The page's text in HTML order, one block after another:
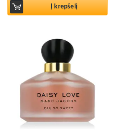
Į krepšelį